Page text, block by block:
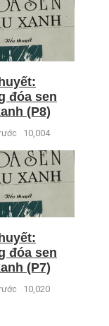
đóa sen
(P8)
10,004
đóa sen
(P7)
10,020